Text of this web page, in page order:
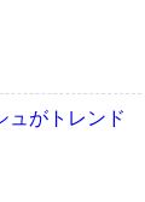
ュがトレンド